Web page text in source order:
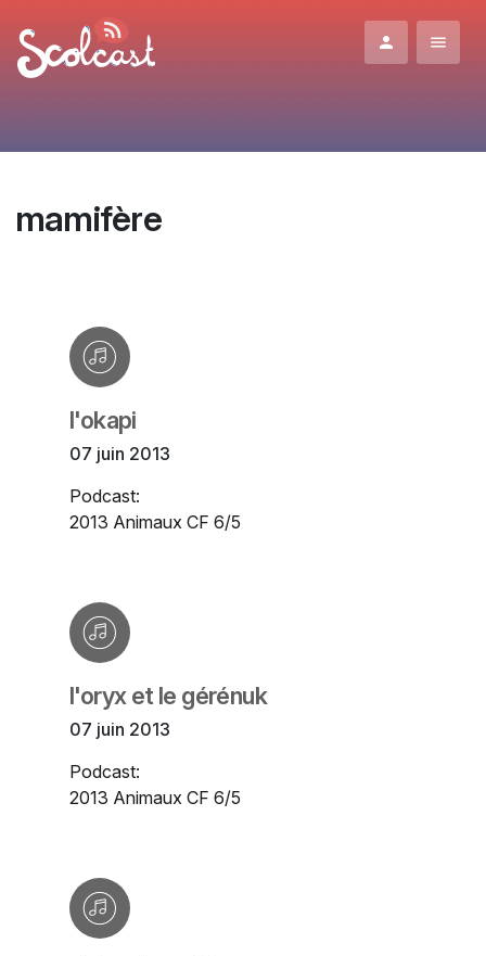
mamifère
l'okapi
07 juin 2013
Podcast:
2013 Animaux CF 6/5
l'oryx et le gérénuk
07 juin 2013
Podcast:
2013 Animaux CF 6/5